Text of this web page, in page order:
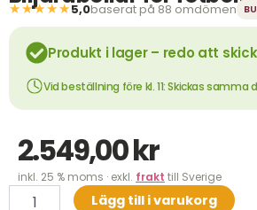
★★★★★5,0baserat på 88 omdömen
Produkt i lager – redo att
Vid beställning före kl. 11: Skickas samma
2.549,00kr
inkl. 25 % moms · exkl. frakt till Sverige
Biljardbollar Lägg till i varukorg